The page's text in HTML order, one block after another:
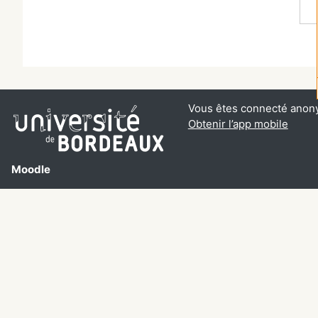
Moodle
Vous êtes connecté
Obtenir l’app mobile